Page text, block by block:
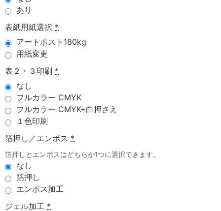
あり
表紙用紙選択 *
アートポスト180kg
用紙変更
表２・３印刷 *
なし
フルカラー CMYK
フルカラー CMYK+白押さえ
１色印刷
箔押し／エンボス *
箔押しとエンボスはどちらか1つに選択できます。
なし
箔押し
エンボス加工
ジェル加工 *